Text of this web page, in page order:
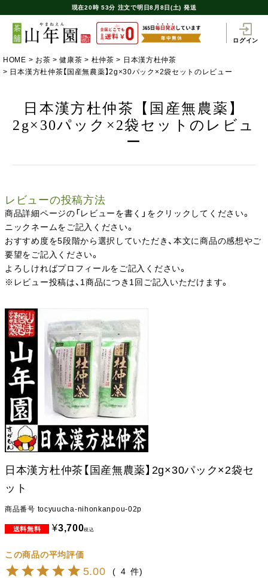
現在20時 53分 注文で明日8月8日(土) 発送
ログイン
HOME お茶 健康茶 杜仲茶
日本漢方杜仲茶
日本漢方杜仲茶【国産無農薬】2g×30パック×2袋セットのレビュー
日本漢方杜仲茶【国産無農薬】
2g×30パック×2袋セットのレビュ
ー
レビューの投稿方法
商品詳細ページの「レビューを書く」をクリックしてください。
ニックネームをご記入ください。
おすすめ度を5段階から選択していただき、本文に商品の感想やご
要望をご記入ください。
よろしければプロフィールをご記入ください。
※レビュー投稿は、1商品につき1回ご記入いただけます。
日本漢方杜仲茶【国産無農薬】2g×30パック×2袋セ
ット
商品番号 tocyuucha-nihonkanpou-02p
¥3,700税込
5.00 4